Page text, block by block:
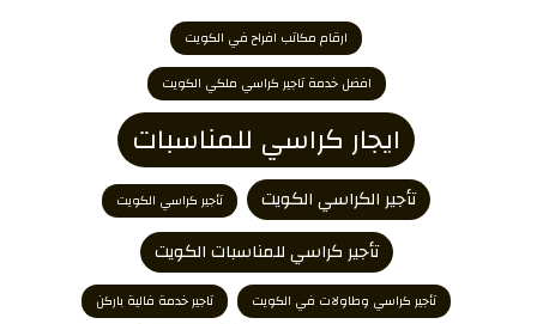
ارقام مكاتب افراح في الكويت
افضل خدمة تاجير كراسي ملكي الكويت
ايجار كراسي للمناسبات
تأجير الكراسي الكويت تأجير كراسي الكويت
تأجير كراسي للمناسبات الكويت
تأجير كراسي وطاولات في الكويت تاجير خدمة فالية باركن